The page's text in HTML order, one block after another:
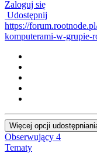
Zaloguj się
Udostępnij
https://
komputerami-w-grupie-
Więcej opcji
Obserwujący 4
Tematy